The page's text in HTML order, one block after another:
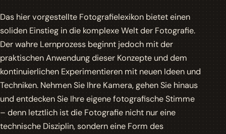
Das hier vorgestellte Fotografielexikon bietet einen
soliden Einstieg in die komplexe Welt der Fotografie.
Der wahre Lernprozess beginnt jedoch mit der
praktischen Anwendung dieser Konzepte und dem
kontinuierlichen Experimentieren mit neuen Ideen und
Techniken. Nehmen Sie Ihre Kamera, gehen Sie hinaus
und entdecken Sie Ihre eigene fotografische Stimme
– denn letztlich ist die Fotografie nicht nur eine
technische Disziplin, sondern eine Form des